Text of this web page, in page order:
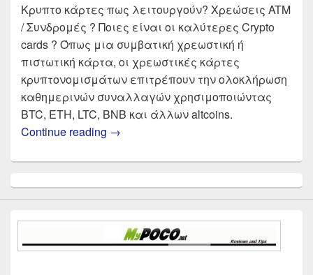
Κρυπτο κάρτες πως λειτουργούν? Χρεώσεις ATM
/ Συνδρομές ? Ποιες είναι οι καλύτερες Crypto
cards ? Όπως μια συμβατική χρεωστική ή
πιστωτική κάρτα, οι χρεωστικές κάρτες
κρυπτονομισμάτων επιτρέπουν την ολοκλήρωση
καθημερινών συναλλαγών χρησιμοποιώντας
BTC, ETH, LTC, BNB και άλλων altcoins.
Continue reading Crypto Κάρτες οι καλύτερες
→
Sidebar
Widget